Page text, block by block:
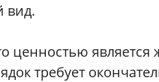
вид.
ценностью
требует